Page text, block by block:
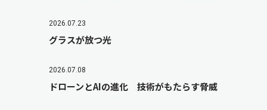
2026.07.23
グラスが放つ光
2026.07.08
ドローンとAIの進化 技術がもたらす脅威